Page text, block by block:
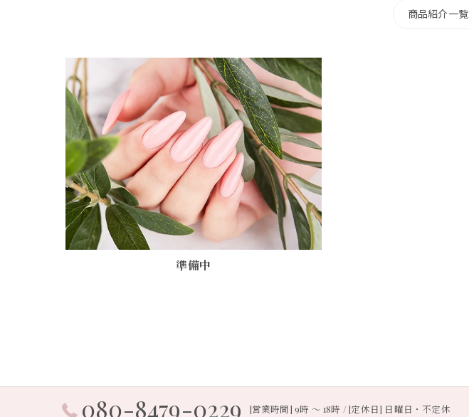
商品紹介一覧
準備中
080-8479-0229 [営業時間] 9時 〜 18時 / [定休日] 日曜日・不定休